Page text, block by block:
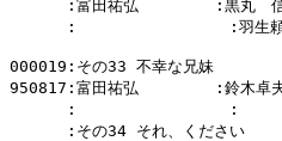
:富田祐弘        :黒丸　
:                :羽生
000019:その33 不幸な兄妹
950817:富田祐弘        :鈴木
:                :
      :その34 それ、ください